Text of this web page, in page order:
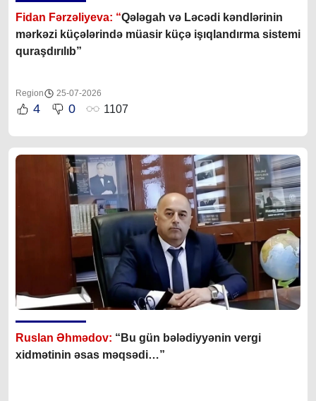
Fidan Fərzəliyeva: “Qələgah və Ləcədi kəndlərinin
mərkəzi küçələrində müasir küçə işıqlandırma sistemi
quraşdırılıb”
Region 25-07-2026
4 0 1107
Ruslan Əhmədov: “Bu gün bələdiyyənin vergi
xidmətinin əsas məqsədi…”